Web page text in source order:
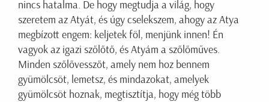
nincs hatalma. De hogy megtudja a világ, hogy
szeretem az Atyát, és úgy cselekszem, ahogy az Atya
megbízott engem: keljetek föl, menjünk innen! Én
vagyok az igazi szőlőtő, és Atyám a szőlőműves.
Minden szőlővesszőt, amely nem hoz bennem
gyümölcsöt, lemetsz, és mindazokat, amelyek
gyümölcsöt hoznak, megtisztítja, hogy még több